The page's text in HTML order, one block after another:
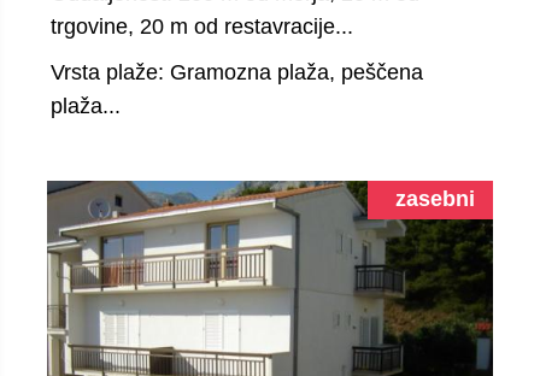
trgovine, 20 m od restavracije...
Vrsta plaže: Gramozna plaža, peščena
plaža...
zasebni